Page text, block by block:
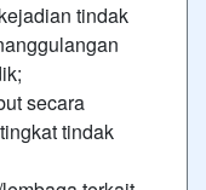
tindak
secara
tindak